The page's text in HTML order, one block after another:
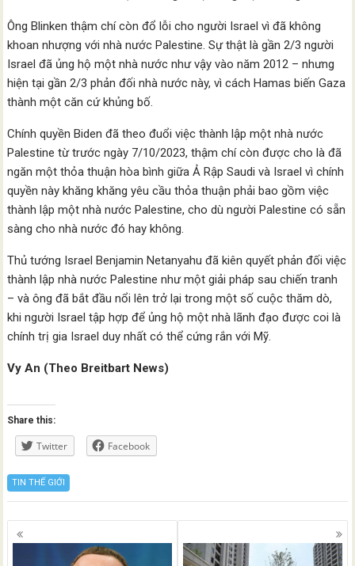
Ông Blinken thậm chí còn đổ lỗi cho người Israel vì đã không
khoan nhượng với nhà nước Palestine. Sự thật là gần 2/3 người
Israel đã ủng hộ một nhà nước như vậy vào năm 2012 – nhưng
hiện tại gần 2/3 phản đối nhà nước này, vì cách Hamas biến Gaza
thành một căn cứ khủng bố.
Chính quyền Biden đã theo đuổi việc thành lập một nhà nước
Palestine từ trước ngày 7/10/2023, thậm chí còn được cho là đã
ngăn một thỏa thuận hòa bình giữa Ả Rập Saudi và Israel vì chính
quyền này khăng khăng yêu cầu thỏa thuận phải bao gồm việc
thành lập một nhà nước Palestine, cho dù người Palestine có sẵn
sàng cho nhà nước đó hay không.
Thủ tướng Israel Benjamin Netanyahu đã kiên quyết phản đối việc
thành lập nhà nước Palestine như một giải pháp sau chiến tranh
– và ông đã bắt đầu nổi lên trở lại trong một số cuộc thăm dò,
khi người Israel tập hợp để ủng hộ một nhà lãnh đạo được coi là
chính trị gia Israel duy nhất có thể cứng rắn với Mỹ.
Vy An (Theo Breitbart News)
Share this:
Twitter Facebook
TIN THẾ GIỚI
Posts
navigation